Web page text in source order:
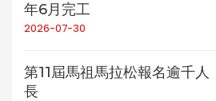
年6月完工
2026-07-30
第11屆馬祖馬拉松報名逾千
長